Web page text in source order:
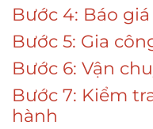
Bước 4: Báo
Bước 5: Gia
Bước 6: Vận
Bước 7: Kiểm
hành